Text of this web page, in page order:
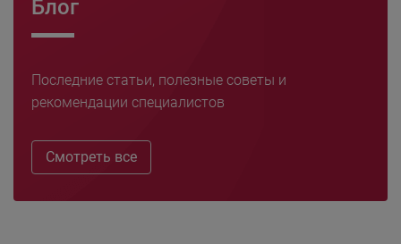
Блог
Последние статьи, полезные советы и
рекомендации специалистов
Смотреть все